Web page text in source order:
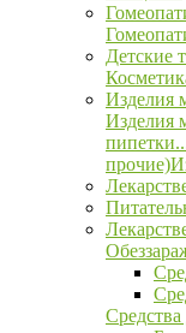
Детские
Изделия
Изделия
прочие)